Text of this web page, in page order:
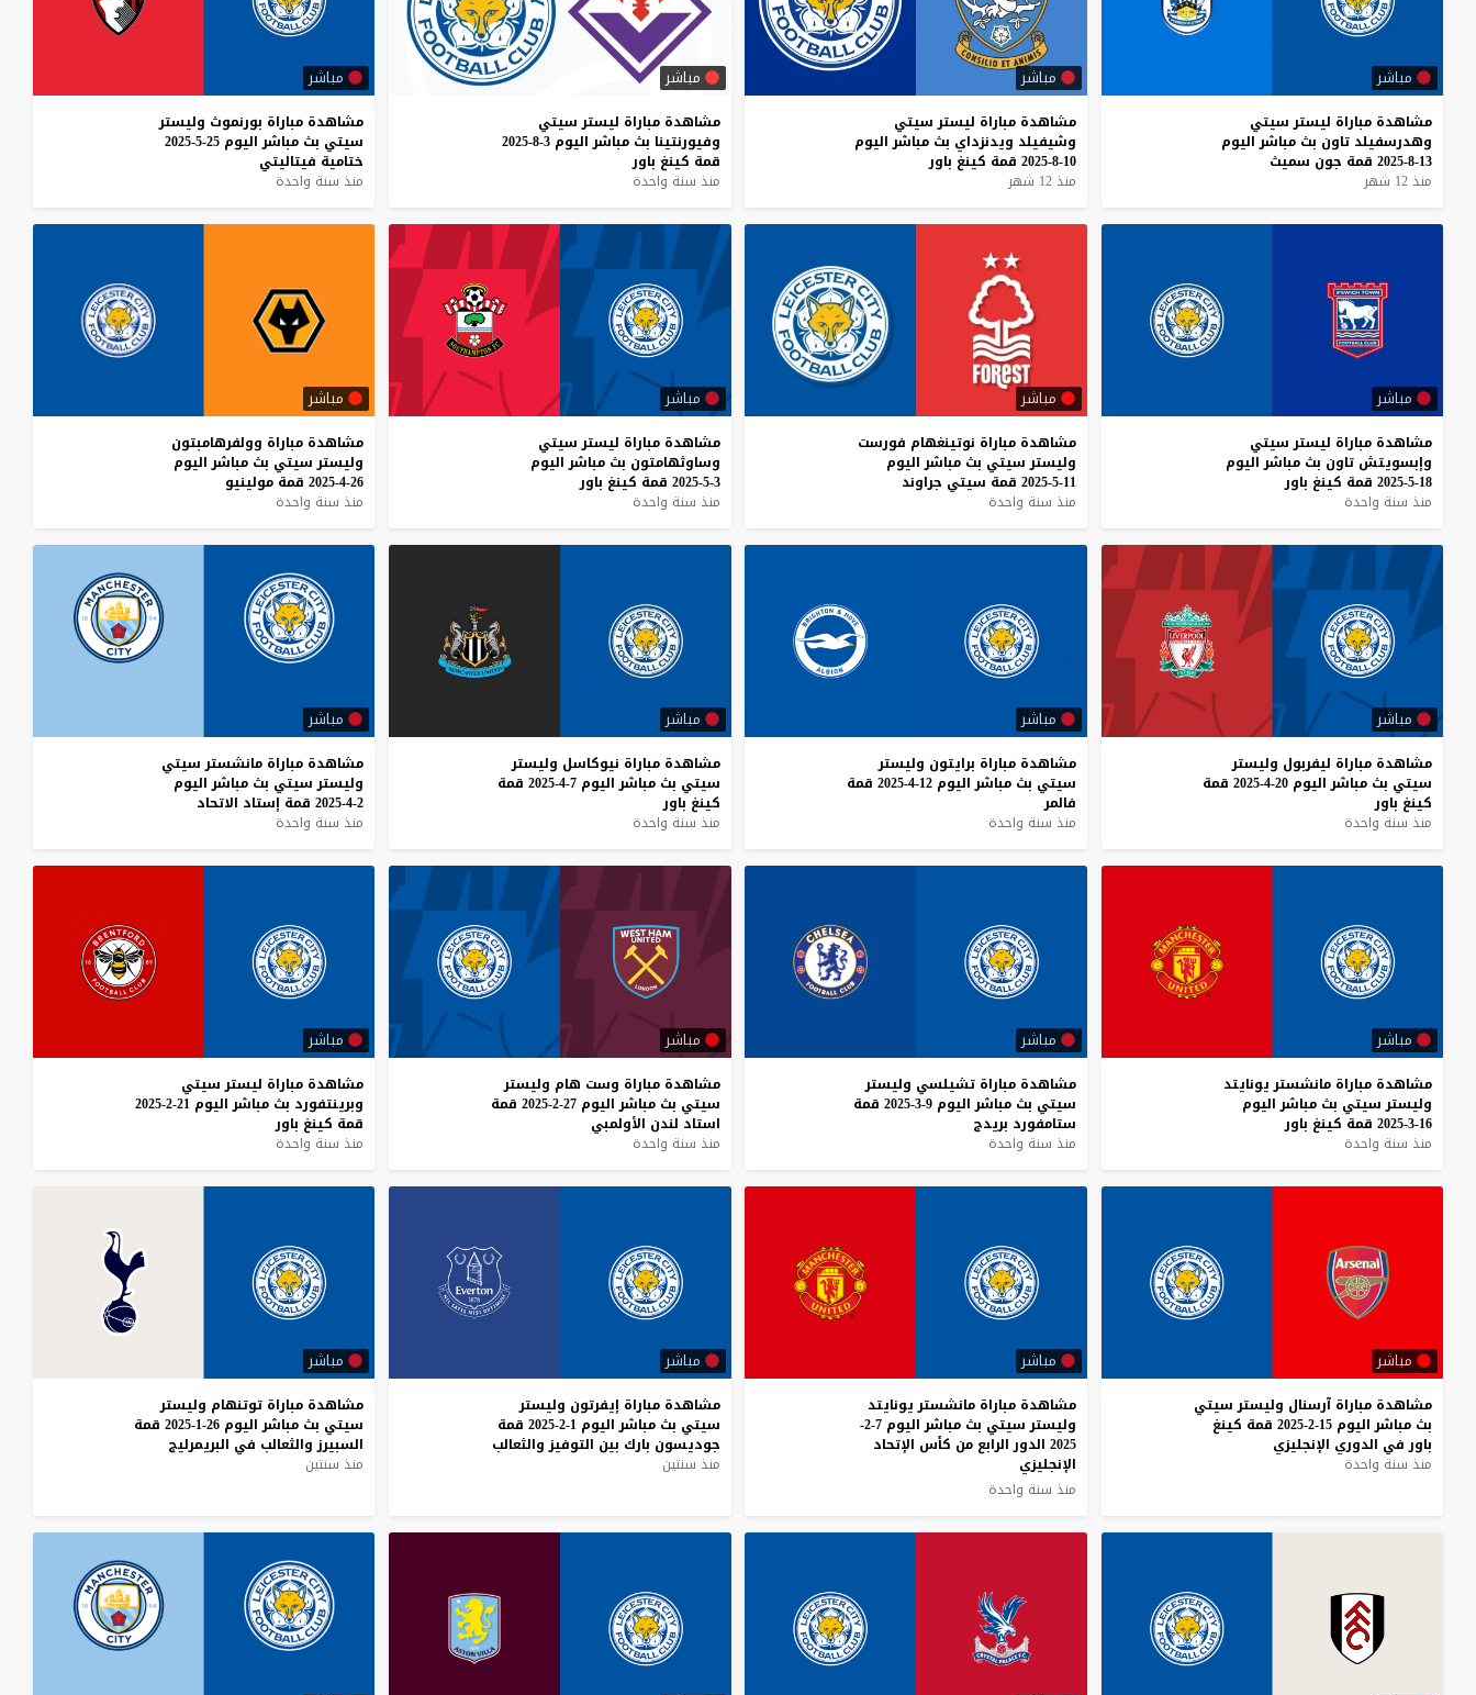
مباشر
مشاهدة مباراة ليستر سيتي
وهدرسفيلد تاون بث مباشر اليوم
13-8-2025
قمة جون سميث
منذ 12 شهر
مباشر
مشاهدة مباراة ليستر سيتي
وشيفيلد ويدنزداي بث مباشر اليوم
10-8-2025
قمة كينغ باور
منذ 12 شهر
مباشر
مشاهدة مباراة ليستر سيتي
وفيورنتينا بث مباشر اليوم 3-8-2025
قمة كينغ باور
منذ سنة واحدة
مباشر
مشاهدة مباراة بورنموث وليستر
سيتي بث مباشر اليوم 25-5-2025
ختامية فيتاليتي
منذ سنة واحدة
مباشر
مشاهدة مباراة ليستر سيتي
وإبسويتش تاون بث مباشر اليوم
18-5-2025
قمة كينغ باور
منذ سنة واحدة
مباشر
مشاهدة مباراة نوتينغهام فورست
وليستر سيتي بث مباشر اليوم
11-5-2025
قمة سيتي جراوند
منذ سنة واحدة
مباشر
مشاهدة مباراة ليستر سيتي
وساوثهامتون بث مباشر اليوم
3-5-2025
قمة كينغ باور
منذ سنة واحدة
مباشر
مشاهدة مباراة وولفرهامبتون
وليستر سيتي بث مباشر اليوم
26-4-2025
قمة مولينيو
منذ سنة واحدة
مباشر
مشاهدة مباراة ليفربول وليستر
سيتي بث مباشر اليوم 20-4-2025
قمة
كينغ باور
منذ سنة واحدة
مباشر
مشاهدة مباراة برايتون وليستر
سيتي بث مباشر اليوم 12-4-2025
قمة
فالمر
منذ سنة واحدة
مباشر
مشاهدة مباراة نيوكاسل وليستر
سيتي بث مباشر اليوم 7-4-2025
قمة
كينغ باور
منذ سنة واحدة
مباشر
مشاهدة مباراة مانشستر سيتي
وليستر سيتي بث مباشر اليوم
2-4-2025
قمة إستاد الاتحاد
منذ سنة واحدة
مباشر
مشاهدة مباراة مانشستر يونايتد
وليستر سيتي بث مباشر اليوم
16-3-2025
قمة كينغ باور
منذ سنة واحدة
مباشر
مشاهدة مباراة تشيلسي وليستر
سيتي بث مباشر اليوم 9-3-2025
قمة
ستامفورد بريدج
منذ سنة واحدة
مباشر
مشاهدة مباراة وست هام وليستر
سيتي بث مباشر اليوم 27-2-2025
قمة
استاد لندن الأولمبي
منذ سنة واحدة
مباشر
مشاهدة مباراة ليستر سيتي
وبرينتفورد بث مباشر اليوم 21-2-2025
قمة كينغ باور
منذ سنة واحدة
مباشر
مشاهدة مباراة آرسنال وليستر سيتي
بث مباشر اليوم 15-2-2025 قمة كينغ
باور في الدوري الإنجليزي
منذ سنة واحدة
مباشر
مشاهدة مباراة مانشستر يونايتد
وليستر سيتي بث مباشر اليوم 7-2-
2025 الدور الرابع من كأس الإتحاد
الإنجليزي
منذ سنة واحدة
مباشر
مشاهدة مباراة إيفرتون وليستر
سيتي بث مباشر اليوم 1-2-2025
قمة
جوديسون بارك بين التوفيز والثعالب
منذ سنتين
مباشر
مشاهدة مباراة توتنهام وليستر
سيتي بث مباشر اليوم 26-1-2025
قمة
السبيرز والثعالب في البريمرليج
منذ سنتين